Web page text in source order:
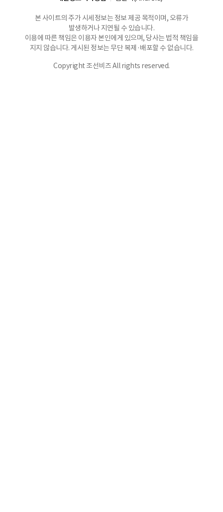
본 사이트의 주가 시세정보는 정보 제공 목적이며, 오류가
발생하거나 지연될 수 있습니다.
이용에 따른 책임은 이용자 본인에게 있으며, 당사는 법적 책임을
지지 않습니다. 게시된 정보는 무단 복제·배포할 수 없습니다.
Copyright 조선비즈 All rights reserved.